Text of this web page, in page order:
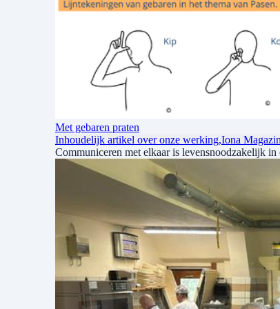
Met gebaren praten
Inhoudelijk artikel over onze werking,Iona
Communiceren met elkaar is levensnoodzakelijk